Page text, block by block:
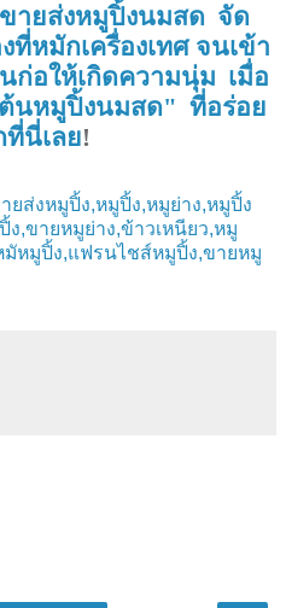
ายส่งหมูปิ้งนมสด จัด
ที่หมักเครื่องเทศ จนเข้า
ก่อให้เกิดความนุ่ม เมื่อ
นหมูปิ้งนมสด" ที่อร่อย
นี่เลย!
ส่งหมูปิ้ง,หมูปิ้ง,หมูย่าง,หมูปิ้ง
,ขายหมูย่าง,ข้าวเหนียว,หมู
มัหมูปิ้ง,แฟรนไชส์หมูปิ้ง,ขายหมู